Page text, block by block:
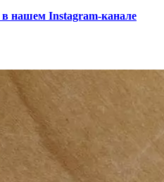
в нашем Instagram-канале